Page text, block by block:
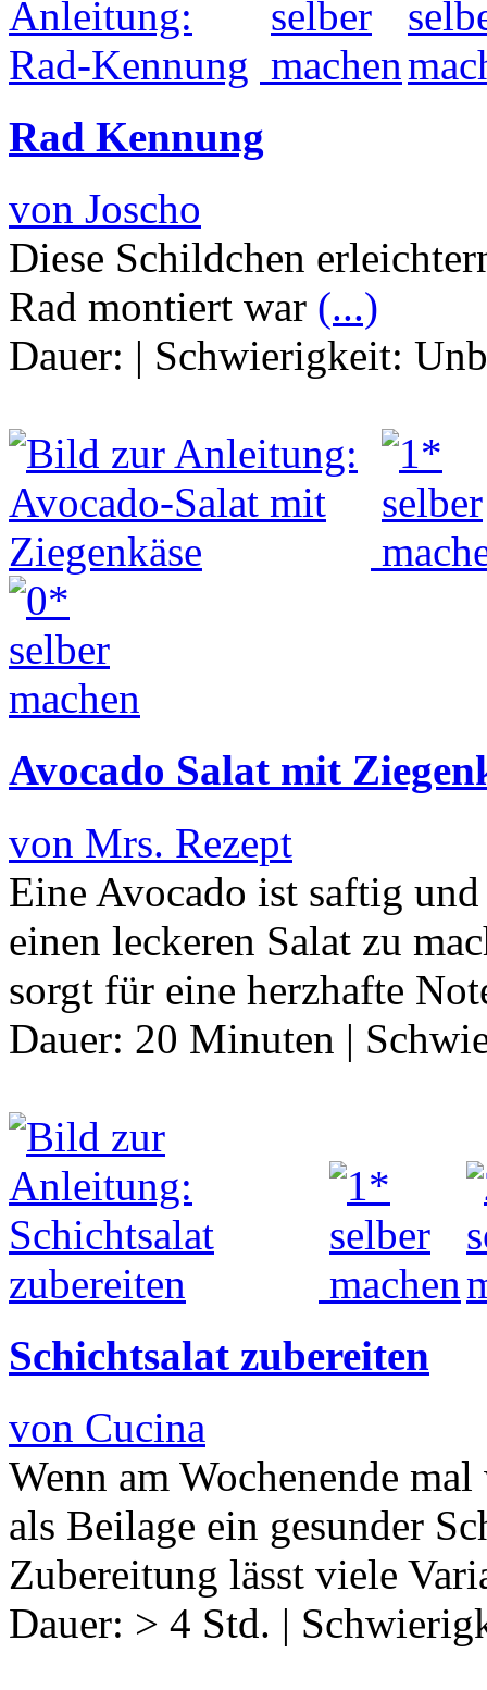
Rad Kennung
von Joscho
Diese Schildchen
Rad montiert war (...)
Dauer: | Schwierigkeit:
Avocado Salat mit
von Mrs. Rezept
Eine Avocado ist saftig
einen leckeren Salat zu
sorgt für eine herzhafte
Dauer: 20 Minuten |
Schichtsalat zubereiten
von Cucina
Wenn am Wochenende
als Beilage ein gesunder
Zubereitung lässt viele
Dauer: > 4 Std. |